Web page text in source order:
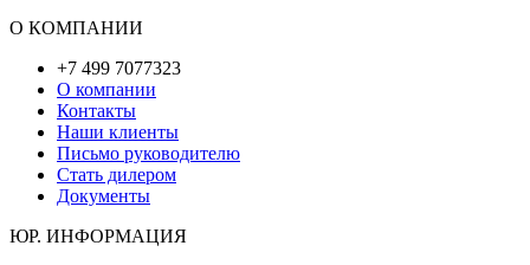
О КОМПАНИИ
+7 499 7077323
О компании
Контакты
Наши клиенты
Письмо руководителю
Стать дилером
Документы
ЮР. ИНФОРМАЦИЯ